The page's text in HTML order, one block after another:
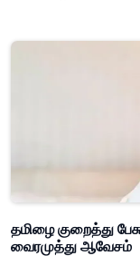
தமிழை குறைத்து
வைரமுத்து ஆவேசம்